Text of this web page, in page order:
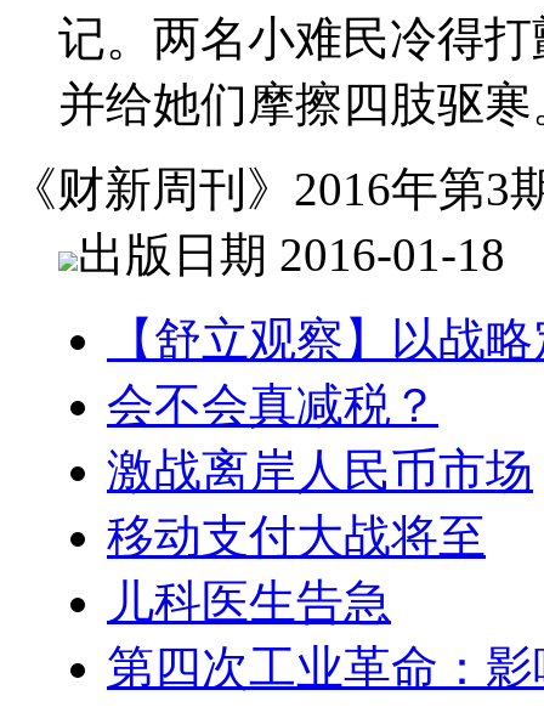
记。两名小难民冷得
并给她们摩擦四肢驱
《财新周刊》2016年第3
出版日期 2016-01-18
【舒立观察】以战
会不会真减税？
激战离岸人民币市场
移动支付大战将至
儿科医生告急
第四次工业革命：